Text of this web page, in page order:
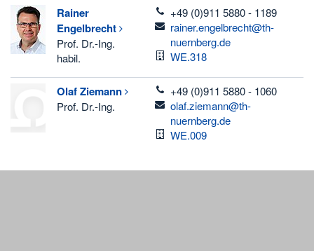
Rainer
Engelbrecht
Prof. Dr.-Ing.
habil.
telefon
+49 (0)911 5880 - 1189
email
rainer.engelbrecht@th-
nuernberg.de
Raum
WE.318
OlafZiemann
Prof. Dr.-Ing.
telefon
+49 (0)911 5880 - 1060
email
olaf.ziemann@th-
nuernberg.de
Raum
WE.009